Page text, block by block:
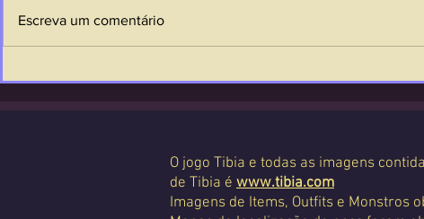
Escreva um comentário
O jogo Tibia e todas as imagens
de Tibia é www.tibia.com
Imagens de Items, Outfits e Monstros